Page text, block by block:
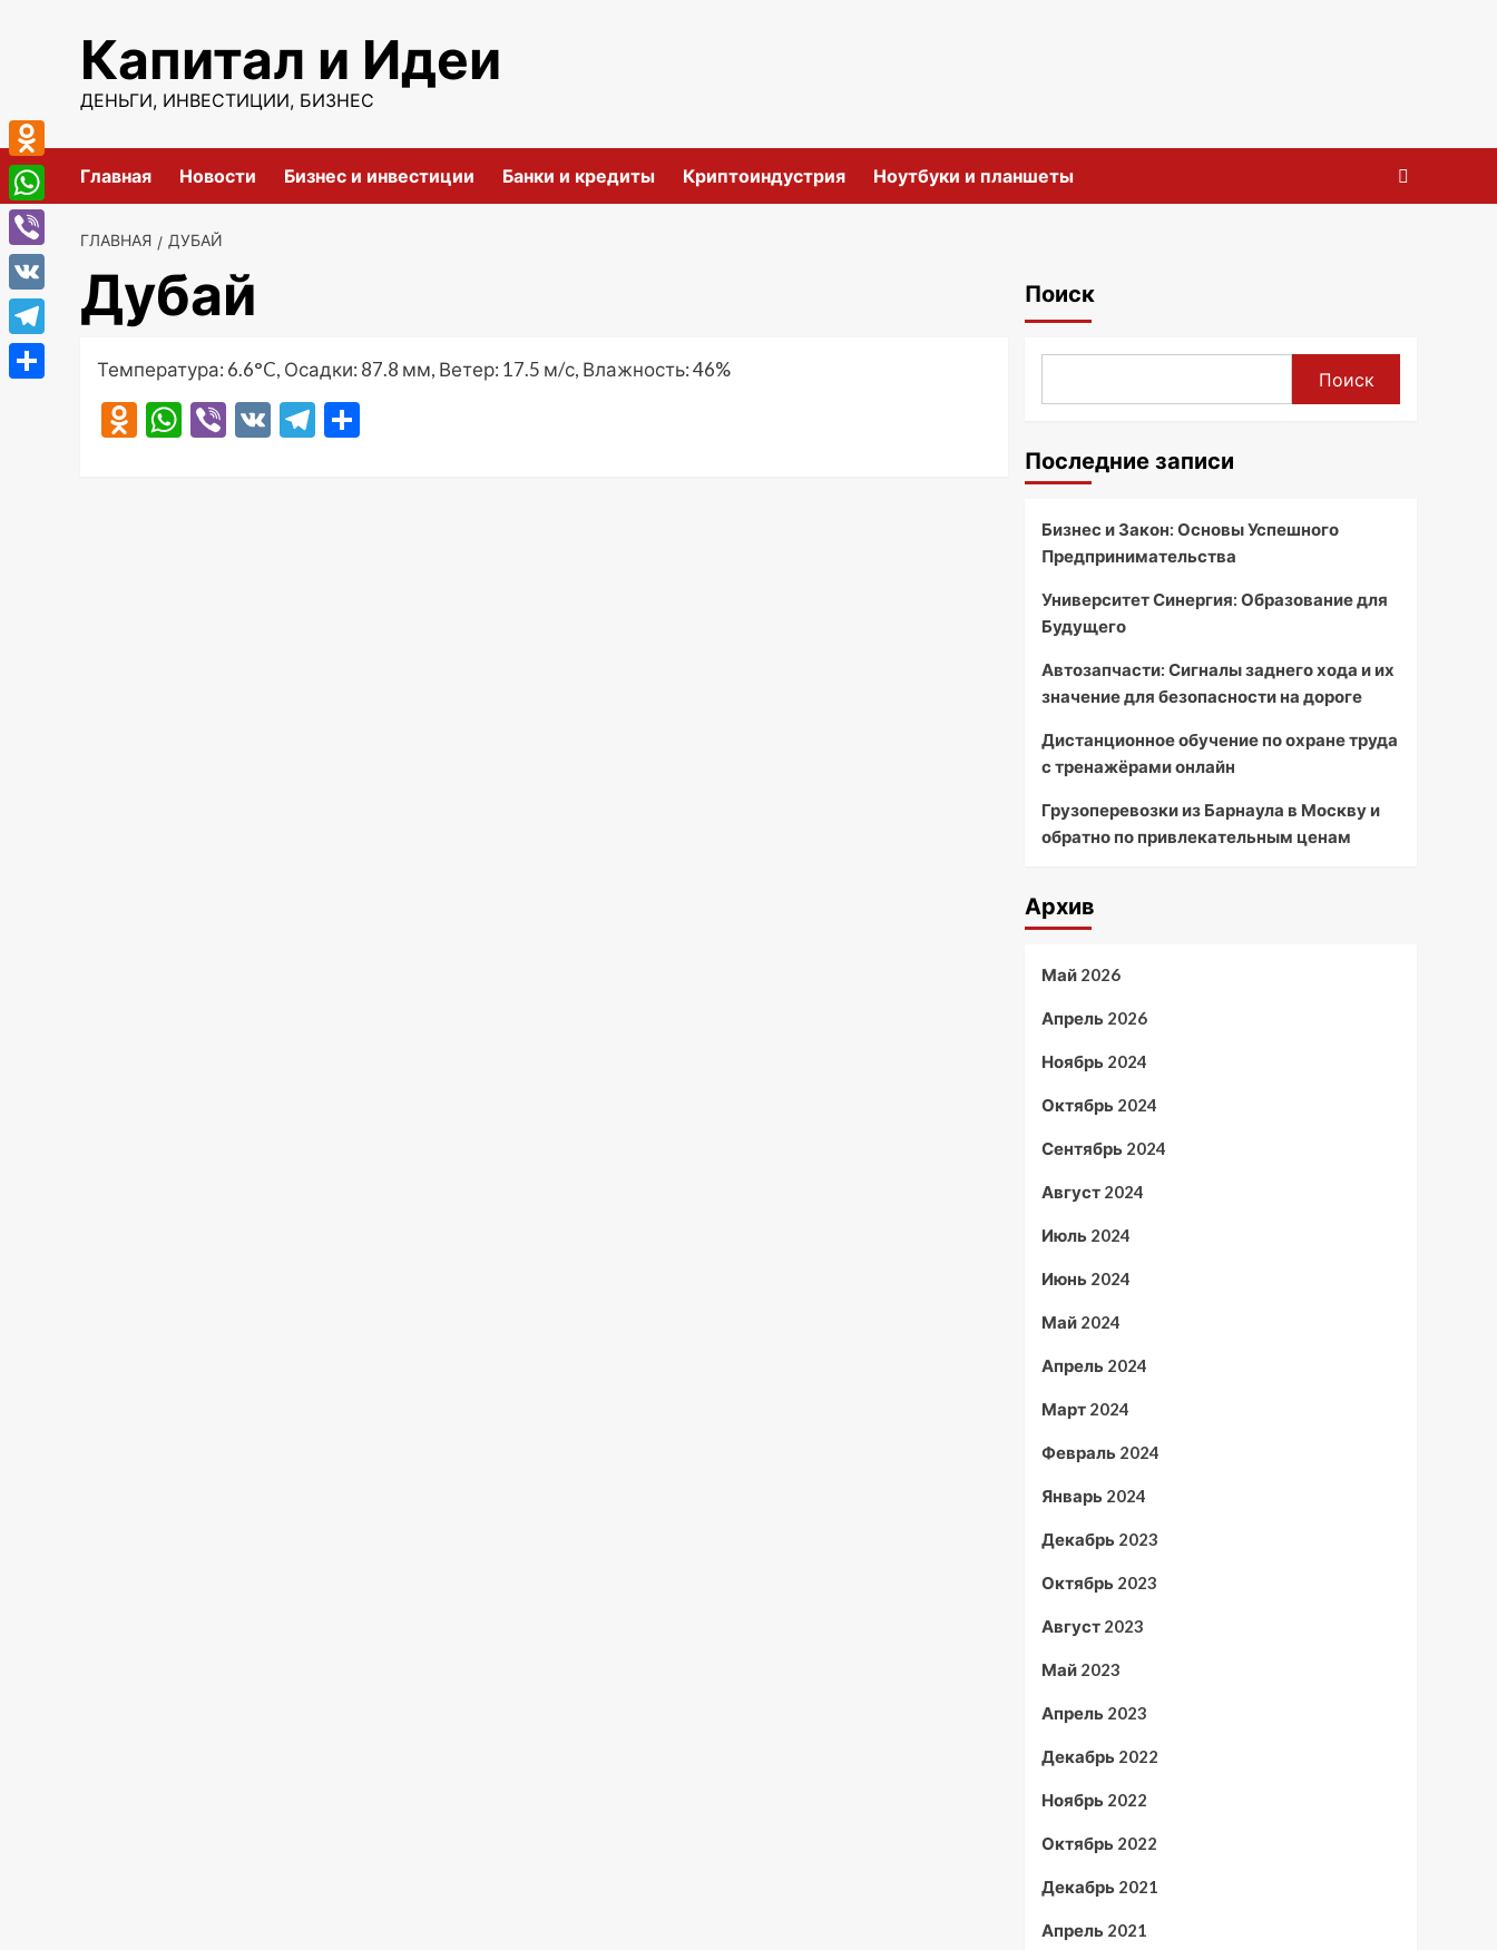
содержимомуКапитал и Идеи
ДЕНЬГИ, ИНВЕСТИЦИИ, БИЗНЕС
Главная Новости Бизнес и инвестиции Банки и кредиты Криптоиндустрия Ноутбуки и планшеты
ГЛАВНАЯ ДУБАЙ
Дубай
Температура: 6.6°C, Осадки: 87.8 мм, Ветер: 17.5 м/с, Влажность: 46%
Odnoklassniki
WhatsApp
Viber
VK Telegram
Поиск
Поиск
Последние записи
Бизнес и Закон: Основы Успешного
Предпринимательства
Университет Синергия: Образование для
Будущего
Автозапчасти: Сигналы заднего хода и их
значение для безопасности на дороге
Дистанционное обучение по охране труда
с тренажёрами онлайн
Грузоперевозки из Барнаула в Москву и
обратно по привлекательным ценам
Архив
Май 2026
Апрель 2026
Ноябрь 2024
Октябрь 2024
Сентябрь 2024
Август 2024
Июль 2024
Июнь 2024
Май 2024
Апрель 2024
Март 2024
Февраль 2024
Январь 2024
Декабрь 2023
Октябрь 2023
Август 2023
Май 2023
Апрель 2023
Декабрь 2022
Ноябрь 2022
Октябрь 2022
Декабрь 2021
Апрель 2021
Odnoklassniki
WhatsApp
Viber
VK
Telegram